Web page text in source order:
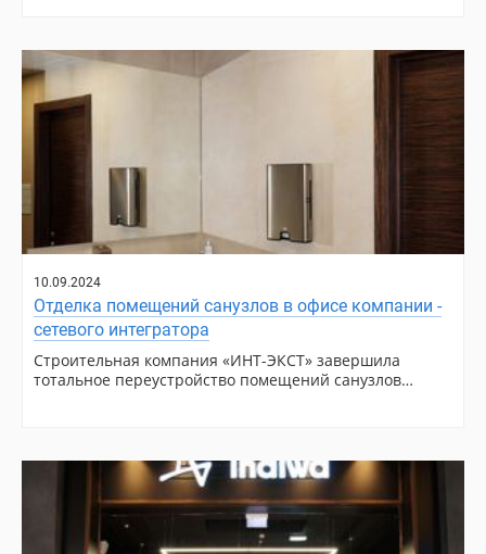
10.09.2024
Отделка помещений санузлов в офисе компании -
сетевого интегратора
Строительная компания «ИНТ-ЭКСТ» завершила
тотальное переустройство помещений санузлов…